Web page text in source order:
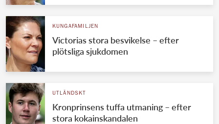
KUNGAFAMILJEN
Victorias stora besvikelse – efter
plötsliga sjukdomen
UTLÄNDSKT
Kronprinsens tuffa utmaning – efter
stora kokainskandalen